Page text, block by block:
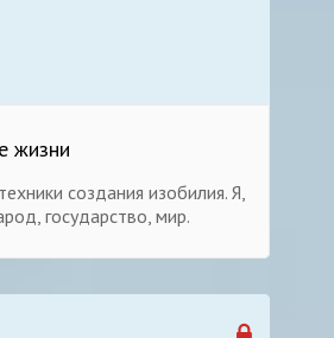
жизни
создания изобилия. Я,
государство, мир.